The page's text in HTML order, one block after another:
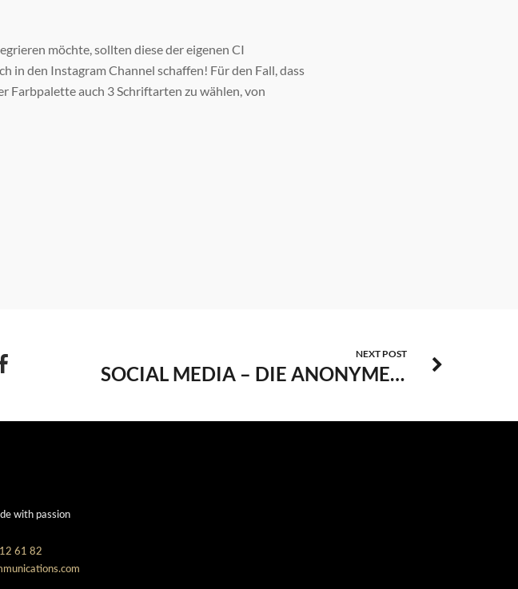
möchte, sollten diese der eigenen CI
in den Instagram Channel schaffen! Für den Fall, dass
Farbpalette auch 3 Schriftarten zu wählen, von
NEXT POST
SOCIAL MEDIA – DIE ANONYME KRIMINALITÄT
with passion
61 82